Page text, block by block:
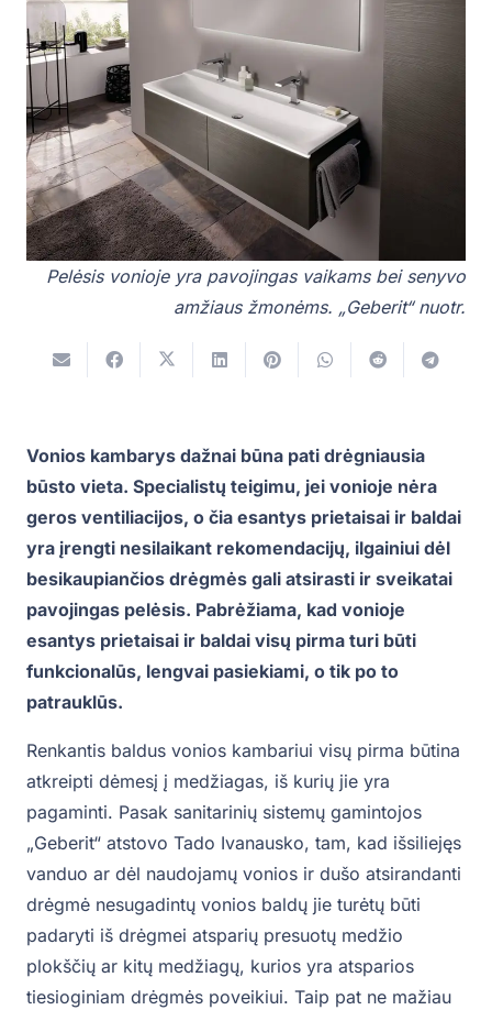
Pelėsis vonioje yra pavojingas vaikams bei senyvo
amžiaus žmonėms. „Geberit“ nuotr.
Vonios kambarys dažnai būna pati drėgniausia
būsto vieta. Specialistų teigimu, jei vonioje nėra
geros ventiliacijos, o čia esantys prietaisai ir baldai
yra įrengti nesilaikant rekomendacijų, ilgainiui dėl
besikaupiančios drėgmės gali atsirasti ir sveikatai
pavojingas pelėsis. Pabrėžiama, kad vonioje
esantys prietaisai ir baldai visų pirma turi būti
funkcionalūs, lengvai pasiekiami, o tik po to
patrauklūs.
Renkantis baldus vonios kambariui visų pirma būtina
atkreipti dėmesį į medžiagas, iš kurių jie yra
pagaminti. Pasak sanitarinių sistemų gamintojos
„Geberit“ atstovo Tado Ivanausko, tam, kad išsiliejęs
vanduo ar dėl naudojamų vonios ir dušo atsirandanti
drėgmė nesugadintų vonios baldų jie turėtų būti
padaryti iš drėgmei atsparių presuotų medžio
plokščių ar kitų medžiagų, kurios yra atsparios
tiesioginiam drėgmės poveikiui. Taip pat ne mažiau